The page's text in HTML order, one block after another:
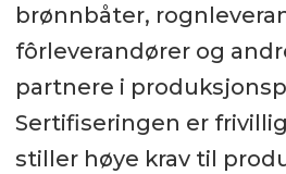
brønnbåter,
fôrleverandører og
partnere i
Sertifiseringen er
stiller høye krav til